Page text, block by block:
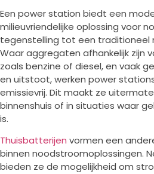
Een power station biedt een
milieuvriendelijke oplossing voor
tegenstelling tot een
Waar aggregaten afhankelijk zijn
zoals benzine of diesel, en vaak
en uitstoot, werken power
emissievrij. Dit maakt ze
binnenshuis of in situaties waar
is.
Thuisbatterijen vormen een
binnen noodstroomoplossingen.
bieden ze de mogelijkheid om